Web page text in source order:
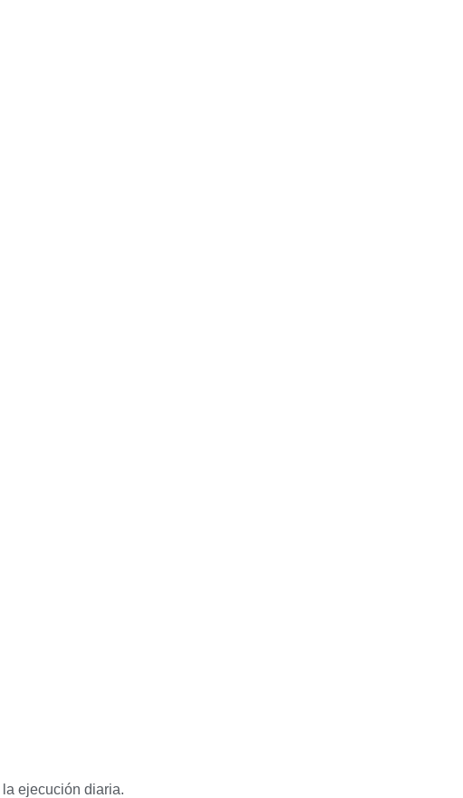
ejecución diaria.